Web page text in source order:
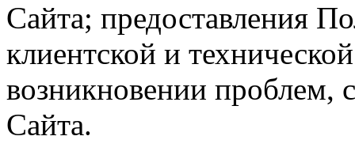
Сайта; предоставления
клиентской и
возникновении проблем,
Сайта.